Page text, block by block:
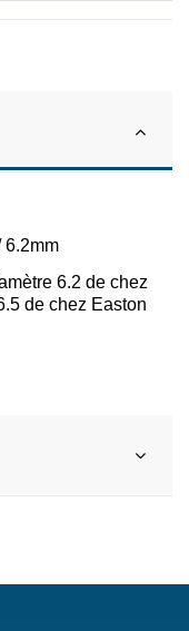
6.2mm
6.2 de chez
de chez Easton